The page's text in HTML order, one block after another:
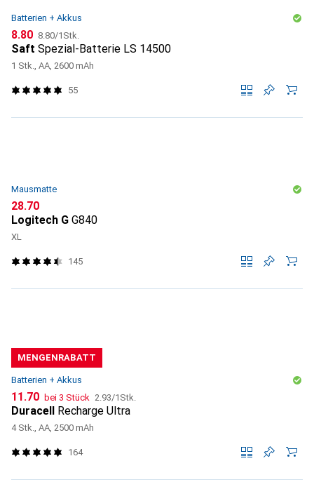
Batterien + Akkus
CHF
8.80 CHF
8.80/1Stk.
Saft Spezial-Batterie LS 14500
1 Stk., AA, 2600 mAh
55
Mausmatte
CHF
28.70
Logitech G G840
XL
145
MENGENRABATT
Batterien + Akkus
CHF
11.70 bei 3 Stück CHF
2.93/1Stk.
Duracell Recharge Ultra
4 Stk., AA, 2500 mAh
164